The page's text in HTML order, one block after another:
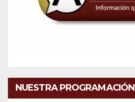
NUESTRA PROGRAMACIÓN